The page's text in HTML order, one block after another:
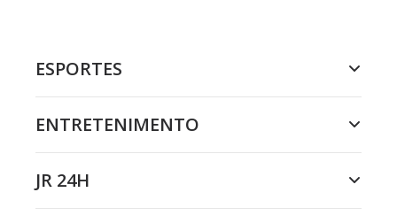
ESPORTES
ENTRETENIMENTO
JR 24H